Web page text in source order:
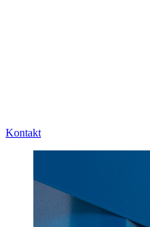
Kontakt